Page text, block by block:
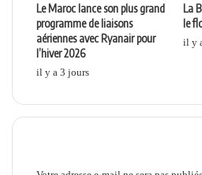
Le Maroc lance son plus grand
programme de liaisons
aériennes avec Ryanair pour
l’hiver 2026
il y a 3 jours
La
le
il y